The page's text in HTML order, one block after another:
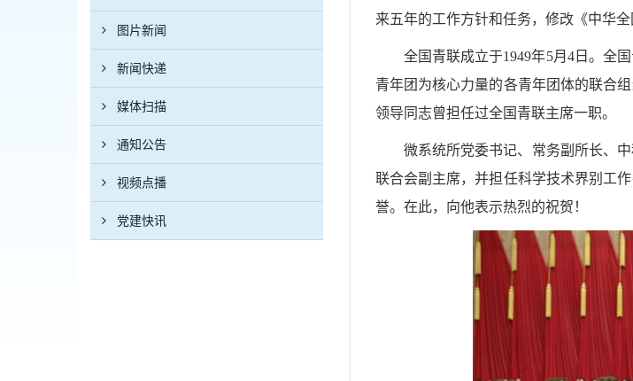
图片新闻
新闻快递
媒体扫描
通知公告
视频点播
党建快讯
来五年的工作方针和任务，修改《中华
全国青联成立于1949年5月4日。全
青年团为核心力量的各青年团体的联合
领导同志曾担任过全国青联主席一职。
微系统所党委书记、常务副所长、
联合会副主席，并担任科学技术界别工
誉。在此，向他表示热烈的祝贺！